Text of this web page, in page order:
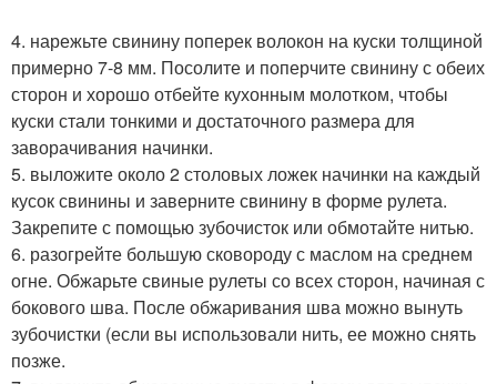
4. нарежьте свинину поперек волокон на куски толщиной
примерно 7-8 мм. Посолите и поперчите свинину с обеих
сторон и хорошо отбейте кухонным молотком, чтобы
куски стали тонкими и достаточного размера для
заворачивания начинки.
5. выложите около 2 столовых ложек начинки на каждый
кусок свинины и заверните свинину в форме рулета.
Закрепите с помощью зубочисток или обмотайте нитью.
6. разогрейте большую сковороду с маслом на среднем
огне. Обжарьте свиные рулеты со всех сторон, начиная с
бокового шва. После обжаривания шва можно вынуть
зубочистки (если вы использовали нить, ее можно снять
позже.